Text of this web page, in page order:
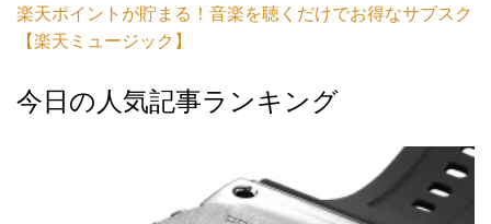
楽天ポイントが貯まる！音楽を聴くだけでお得なサブスク
【楽天ミュージック】
今日の人気記事ランキング